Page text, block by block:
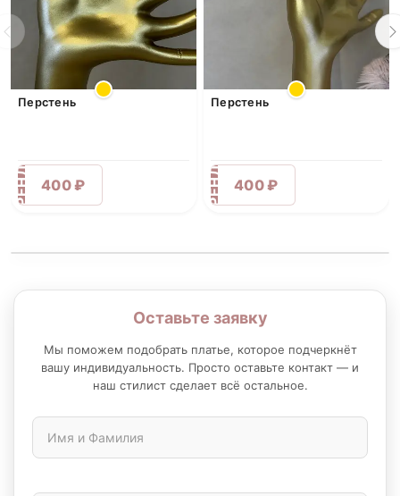
Перстень
АРЕНДА 400 ₽
Перстень
АРЕНДА 400 ₽
Оставьте заявку
Мы поможем подобрать платье, которое подчеркнёт
вашу индивидуальность. Просто оставьте контакт — и
наш стилист сделает всё остальное.